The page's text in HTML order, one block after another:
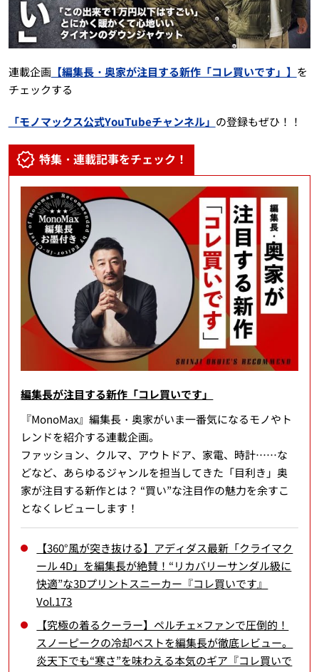
連載企画 【編集長・奥家が注目する新作「コレ買いです」】 を
チェックする
「モノマックス公式YouTubeチャンネル」 の登録もぜひ！！
特集・連載記事をチェック！
編集長が注目する新作「コレ買いです」
『MonoMax』編集長・奥家がいま一番気になるモノやト
レンドを紹介する連載企画。
ファッション、クルマ、アウトドア、家電、時計……な
どなど、あらゆるジャンルを担当してきた「目利き」奥
家が注目する新作とは？ “買い”な注目作の魅力を余すこ
となくレビューします！
【360°風が突き抜ける】アディダス最新「クライマク
ール 4D」を編集長が絶賛！“リカバリーサンダル級に
快適”な3Dプリントスニーカー『コレ買いです』
Vol.173
【究極の着るクーラー】ペルチェ×ファンで圧倒的！
スノーピークの冷却ベストを編集長が徹底レビュー。
炎天下でも“寒さ”を味わえる本気のギア『コレ買いで